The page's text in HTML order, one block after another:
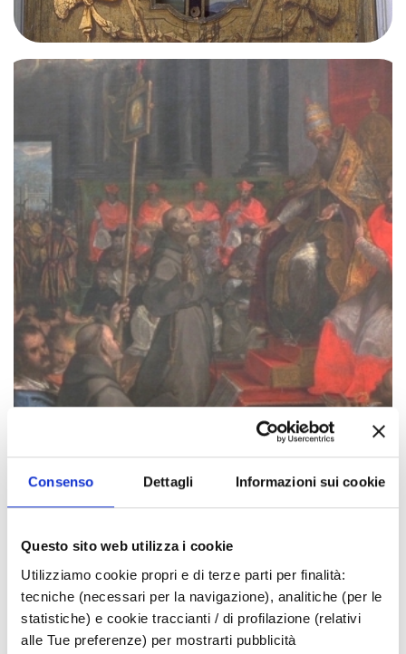
Consenso Dettagli Informazioni sui cookie
Questo sito web utilizza i cookie
Utilizziamo cookie propri e di terze parti per finalità:
tecniche (necessari per la navigazione), analitiche (per le
statistiche) e cookie traccianti / di profilazione (relativi
alle Tue preferenze) per mostrarti pubblicità